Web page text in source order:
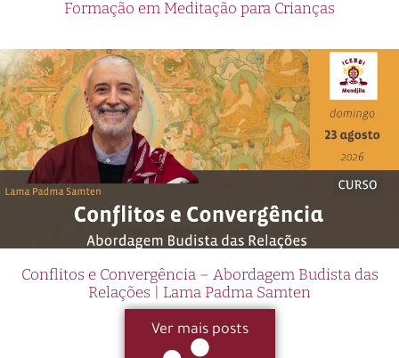
Formação em Meditação para Crianças
Conflitos e Convergência – Abordagem Budista das
Relações | Lama Padma Samten
Ver mais posts